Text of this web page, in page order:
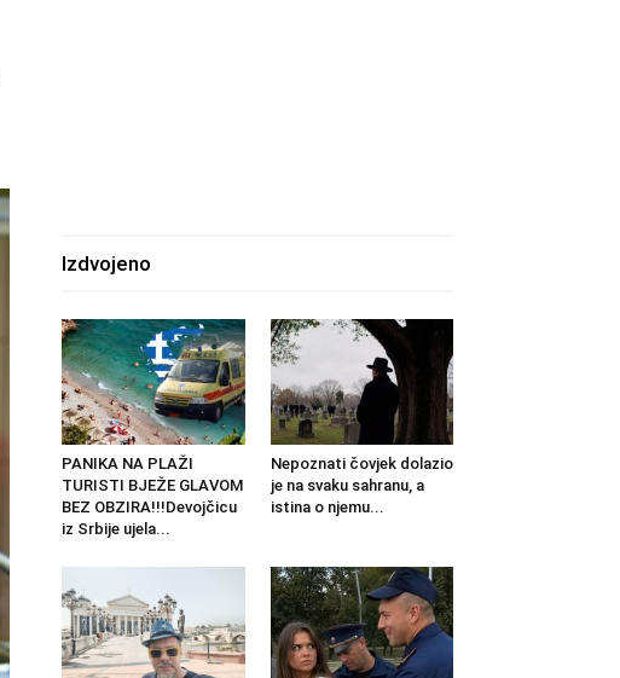
Izdvojeno
PANIKA NA PLAŽI
TURISTI BJEŽE GLAVOM
BEZ OBZIRA!!!Devojčicu
iz Srbije ujela...
Nepoznati čovjek dolazio
je na svaku sahranu, a
istina o njemu...